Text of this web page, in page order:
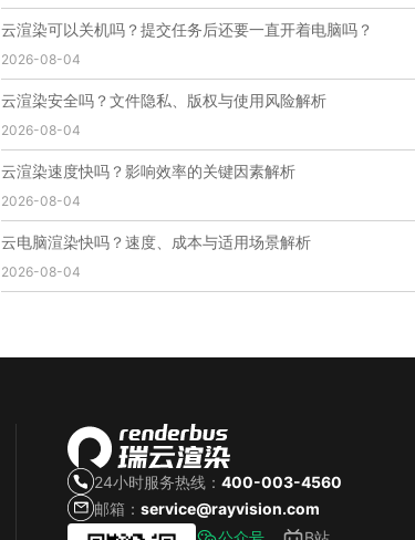
云渲染技术
云渲染原理 云渲染插件
云渲染软件
云渲染引擎
云渲染主机
云渲染软件厂家
免费云渲染
云渲染网站
云渲染收费 云渲染厂家
云渲染厂商
瑞云渲染大赛
3d渲染大赛
CG动画渲染大赛
瑞云渲染大赛报名页
瑞云渲染大赛奖项
瑞云渲染大赛历届大赛回顾
云渲染电脑
云渲染配置 云主机渲染
视频云渲染
实时渲染云
云渲染可以关机吗？提交任务后还要一直开着电脑吗？
2026-08-04
云渲染安全吗？文件隐私、版权与使用风险解析
2026-08-04
云渲染速度快吗？影响效率的关键因素解析
2026-08-04
云电脑渲染快吗？速度、成本与适用场景解析
2026-08-04
24小时服务热线：400-003-4560
邮箱：service@rayvision.com